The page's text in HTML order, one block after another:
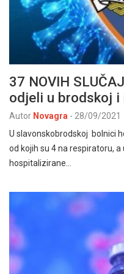
37 NOVIH
odjeli u brodskoj
Autor Novagra - 28/09/2021
U slavonskobrodskoj bolnici
od kojih su 4 na respiratoru,
hospitalizirane…